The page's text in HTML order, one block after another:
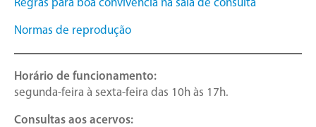
Regras para boa convivência na sala de consulta
Normas de reprodução
Horário de funcionamento:
segunda-feira à sexta-feira das 10h às 17h.
Consultas aos acervos: